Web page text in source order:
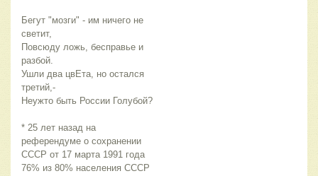
Бегут "мозги" - им ничего не
светит,
Повсюду ложь, бесправье и
разбой.
Ушли два цвЕта, но остался
третий,-
Неужто быть России Голубой?
* 25 лет назад на
референдуме о сохранении
СССР от 17 марта 1991 года
76% из 80% населения СССР